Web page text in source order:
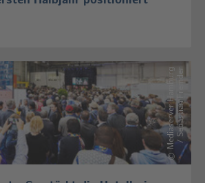
©
M
e
d
i
a
s
e
r
v
e
r
H
a
m
b
u
r
g
/
S
e
b
a
s
t
i
a
n
F
r
e
m
d
er